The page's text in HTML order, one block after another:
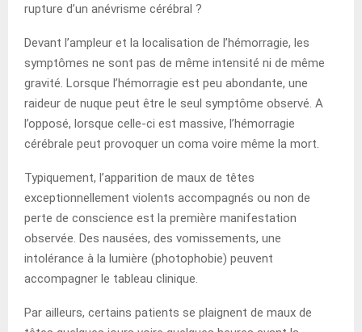
rupture d’un anévrisme cérébral ?
Devant l’ampleur et la localisation de l’hémorragie, les
symptômes ne sont pas de même intensité ni de même
gravité. Lorsque l’hémorragie est peu abondante, une
raideur de nuque peut être le seul symptôme observé. A
l’opposé, lorsque celle-ci est massive, l’hémorragie
cérébrale peut provoquer un coma voire même la mort.
Typiquement, l’apparition de maux de têtes
exceptionnellement violents accompagnés ou non de
perte de conscience est la première manifestation
observée. Des nausées, des vomissements, une
intolérance à la lumière (photophobie) peuvent
accompagner le tableau clinique.
Par ailleurs, certains patients se plaignent de maux de